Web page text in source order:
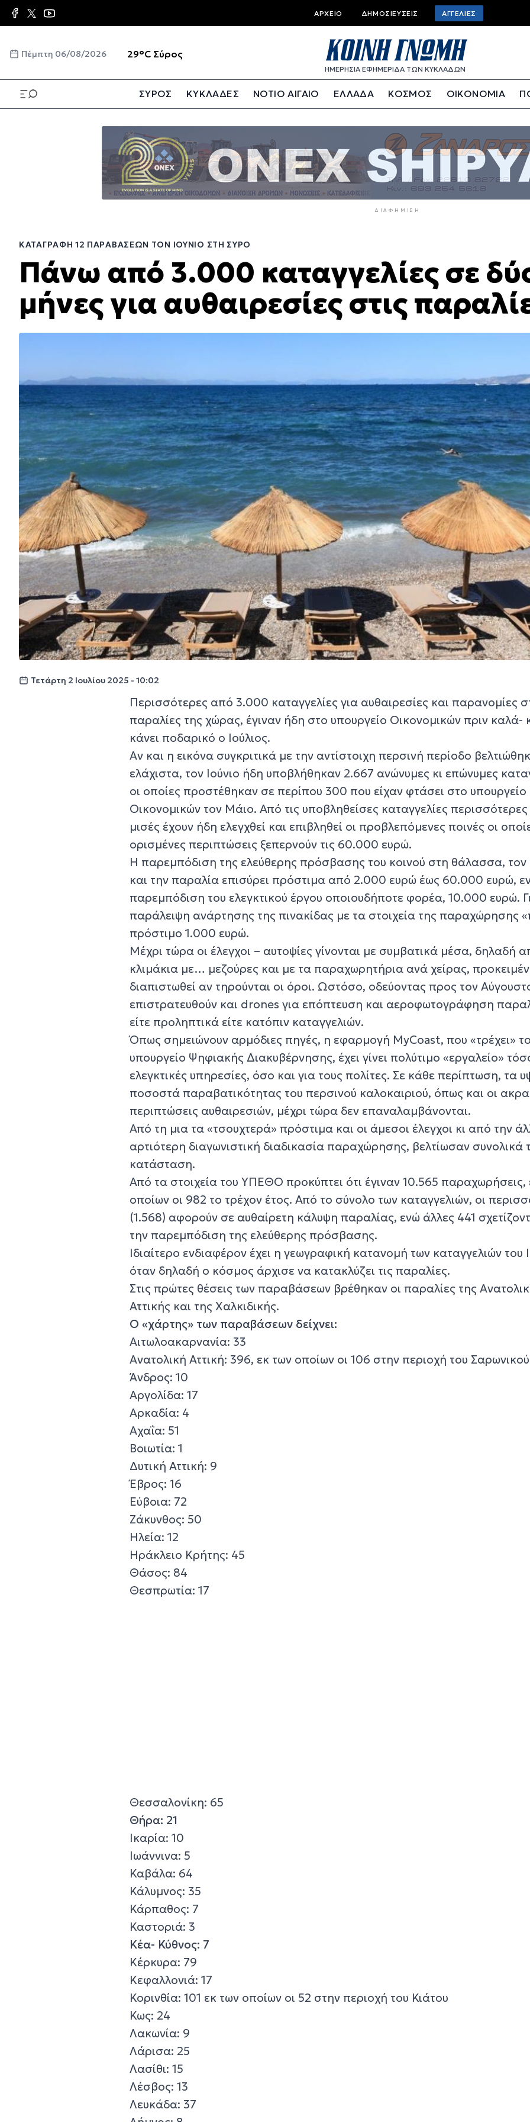
Παράκαμψη
προς
κυρίως
Top
bar
menu
ΑΡΧΕΊΟ ΔΗΜΟΣΙΕΎΣΕΙΣ ΑΓΓΕΛΊΕΣ
Πέμπτη 06/08/2026 29°C Σύρος
ΗΜΕΡΗΣΙΑ ΕΦΗΜΕΡΙΔΑ ΤΩΝ ΚΥΚΛΑΔΩΝ
ΣΥΡΟΣ ΚΥΚΛΑΔΕΣ ΝΟΤΙΟ ΑΙΓΑΙΟ ΕΛΛΑΔΑ ΚΟΣΜΟΣ ΟΙΚΟΝΟΜΙΑ
ΔΙΑΦΉΜΙΣΗ
ΚΑΤΑΓΡΑΦΉ 12 ΠΑΡΑΒΆΣΕΩΝ ΤΟΝ ΙΟΎΝΙΟ ΣΤΗ ΣΎΡΟ
Πάνω από 3.000 καταγγελίες σε
μήνες για αυθαιρεσίες στις
Τετάρτη 2 Ιουλίου 2025 - 10:02
Περισσότερες από 3.000 καταγγελίες για αυθαιρεσίες και παρανομίες
παραλίες της χώρας, έγιναν ήδη στο υπουργείο Οικονομικών πριν καλά-
κάνει ποδαρικό ο Ιούλιος.
Αν και η εικόνα συγκριτικά με την αντίστοιχη περσινή περίοδο
ελάχιστα, τον Ιούνιο ήδη υποβλήθηκαν 2.667 ανώνυμες κι επώνυμες
οι οποίες προστέθηκαν σε περίπου 300 που είχαν φτάσει στο υπουργείο
Οικονομικών τον Μάιο. Από τις υποβληθείσες καταγγελίες
μισές έχουν ήδη ελεγχθεί και επιβληθεί οι προβλεπόμενες ποινές οι
ορισμένες περιπτώσεις ξεπερνούν τις 60.000 ευρώ.
Η παρεμπόδιση της ελεύθερης πρόσβασης του κοινού στη θάλασσα, τον
και την παραλία επισύρει πρόστιμα από 2.000 ευρώ έως 60.000 ευρώ,
παρεμπόδιση του ελεγκτικού έργου οποιουδήποτε φορέα, 10.000 ευρώ.
παράλειψη ανάρτησης της πινακίδας με τα στοιχεία της παραχώρησης
πρόστιμο 1.000 ευρώ.
Μέχρι τώρα οι έλεγχοι – αυτοψίες γίνονται με συμβατικά μέσα, δηλαδή
κλιμάκια με… μεζούρες και με τα παραχωρητήρια ανά χείρας,
διαπιστωθεί αν τηρούνται οι όροι. Ωστόσο, οδεύοντας προς τον
επιστρατευθούν και drones για επόπτευση και αεροφωτογράφηση
είτε προληπτικά είτε κατόπιν καταγγελιών.
Όπως σημειώνουν αρμόδιες πηγές, η εφαρμογή MyCoast, που «τρέχει» το
υπουργείο Ψηφιακής Διακυβέρνησης, έχει γίνει πολύτιμο «εργαλείο»
ελεγκτικές υπηρεσίες, όσο και για τους πολίτες. Σε κάθε περίπτωση, τα
ποσοστά παραβατικότητας του περσινού καλοκαιριού, όπως και οι
περιπτώσεις αυθαιρεσιών, μέχρι τώρα δεν επαναλαμβάνονται.
Από τη μια τα «τσουχτερά» πρόστιμα και οι άμεσοι έλεγχοι κι από την
αρτιότερη διαγωνιστική διαδικασία παραχώρησης, βελτίωσαν συνολικά
κατάσταση.
Από τα στοιχεία του ΥΠΕΘΟ προκύπτει ότι έγιναν 10.565 παραχωρήσεις,
οποίων οι 982 το τρέχον έτος. Από το σύνολο των καταγγελιών, οι
(1.568) αφορούν σε αυθαίρετη κάλυψη παραλίας, ενώ άλλες 441
την παρεμπόδιση της ελεύθερης πρόσβασης.
Ιδιαίτερο ενδιαφέρον έχει η γεωγραφική κατανομή των καταγγελιών του
όταν δηλαδή ο κόσμος άρχισε να κατακλύζει τις παραλίες.
Στις πρώτες θέσεις των παραβάσεων βρέθηκαν οι παραλίες της
Αττικής και της Χαλκιδικής.
Ο «χάρτης» των παραβάσεων δείχνει:
Αιτωλοακαρνανία: 33
Ανατολική Αττική: 396, εκ των οποίων οι 106 στην περιοχή του Σαρωνικού
Άνδρος: 10
Αργολίδα: 17
Αρκαδία: 4
Αχαΐα: 51
Βοιωτία: 1
Δυτική Αττική: 9
Έβρος: 16
Εύβοια: 72
Ζάκυνθος: 50
Ηλεία: 12
Ηράκλειο Κρήτης: 45
Θάσος: 84
Θεσπρωτία: 17
Θεσσαλονίκη: 65
Θήρα: 21
Ικαρία: 10
Ιωάννινα: 5
Καβάλα: 64
Κάλυμνος: 35
Κάρπαθος: 7
Καστοριά: 3
Κέα- Κύθνος: 7
Κέρκυρα: 79
Κεφαλλονιά: 17
Κορινθία: 101 εκ των οποίων οι 52 στην περιοχή του Κιάτου
Κως: 24
Λακωνία: 9
Λάρισα: 25
Λασίθι: 15
Λέσβος: 13
Λευκάδα: 37